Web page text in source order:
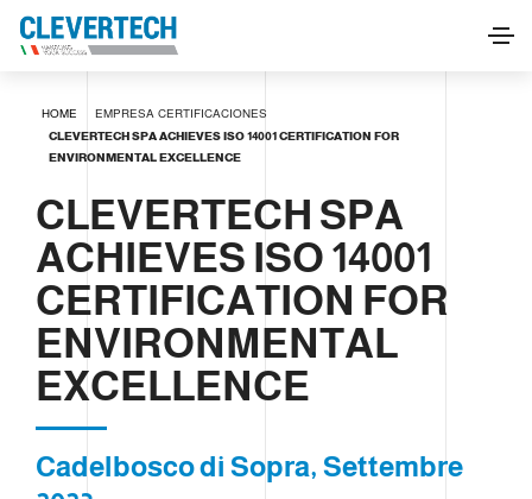
HOME EMPRESA CERTIFICACIONES
CLEVERTECH SPA ACHIEVES ISO 14001 CERTIFICATION FOR
ENVIRONMENTAL EXCELLENCE
CLEVERTECH SPA
ACHIEVES ISO 14001
CERTIFICATION FOR
ENVIRONMENTAL
EXCELLENCE
Cadelbosco di Sopra, Settembre